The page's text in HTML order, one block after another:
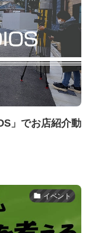
」でお店紹介動
イベント